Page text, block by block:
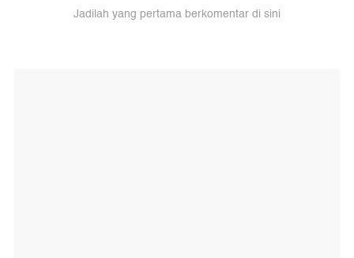
Jadilah yang pertama berkomentar di sini